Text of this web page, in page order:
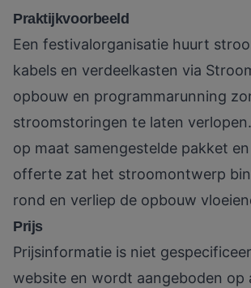
Praktijkvoorbeeld
Een festivalorganisatie huurt
kabels en verdeelkasten via
opbouw en programmarunning
stroomstoringen te laten
op maat samengestelde pakket
offerte zat het stroomontwerp
rond en verliep de opbouw
Prijs
Prijsinformatie is niet
website en wordt aangeboden op